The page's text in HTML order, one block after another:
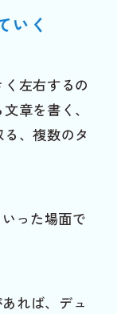
いく
左右するの
章を書く、
、複数のタ
った場面で
れば、デュ